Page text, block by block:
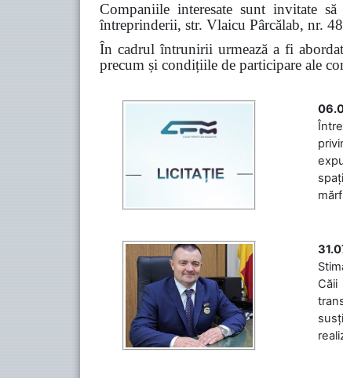
Companiile interesate sunt invitate
întreprinderii, str. Vlaicu Pârcălab, nr.
În cadrul întrunirii urmează a fi
precum și condițiile de participare ale